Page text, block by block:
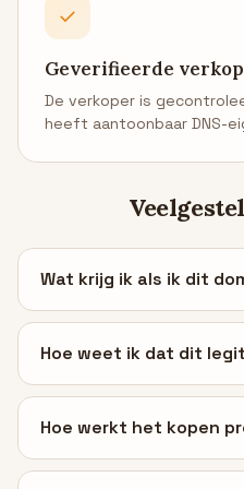
✓
Geverifieerde
De verkoper is
heeft aantoonbaar DNS-
Wat krijg ik als ik dit
Hoe weet ik dat dit
Hoe werkt het kopen